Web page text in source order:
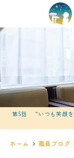
第5話 “いつも笑顔を
ホーム 職員ブログ